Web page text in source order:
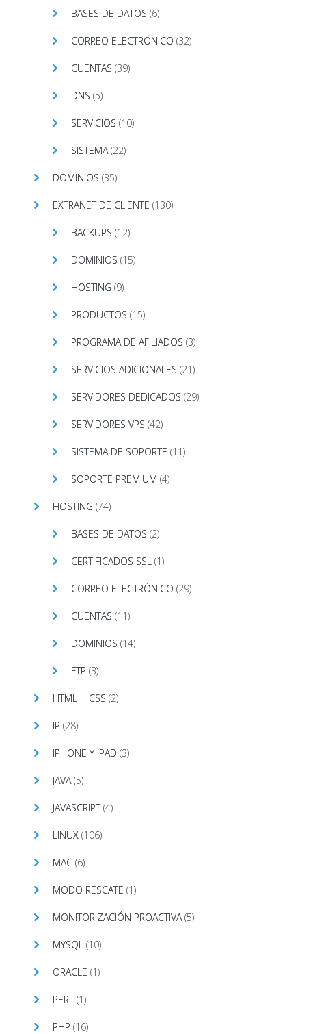
BASES DE DATOS (6)
CORREO ELECTRÓNICO (32)
CUENTAS (39)
DNS (5)
SERVICIOS (10)
SISTEMA(22)
DOMINIOS (35)
EXTRANET DE CLIENTE (130)
BACKUPS (12)
DOMINIOS (15)
HOSTING (9)
PRODUCTOS (15)
PROGRAMA DE AFILIADOS (3)
SERVICIOS ADICIONALES (21)
SERVIDORES DEDICADOS (29)
SERVIDORES VPS (42)
SISTEMA DE SOPORTE (11)
SOPORTE PREMIUM (4)
HOSTING (74)
BASES DE DATOS (2)
CERTIFICADOS SSL (1)
CORREO ELECTRÓNICO (29)
CUENTAS (11)
DOMINIOS (14)
FTP (3)
HTML + CSS (2)
IP (28)
IPHONE Y IPAD (3)
JAVA(5)
JAVASCRIPT(4)
LINUX (106)
MAC (6)
MODO RESCATE (1)
MONITORIZACIÓN PROACTIVA(5)
MYSQL (10)
ORACLE (1)
PERL (1)
PHP (16)